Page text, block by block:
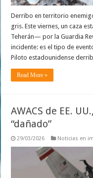
Derribo en territorio
gris. Este viernes, un caza
Teherán— por la Guardia
incidente: es el tipo de
Piloto estadounidense
Read More »
AWACS de EE.
“dañado”
29/03/2026 Noticias en